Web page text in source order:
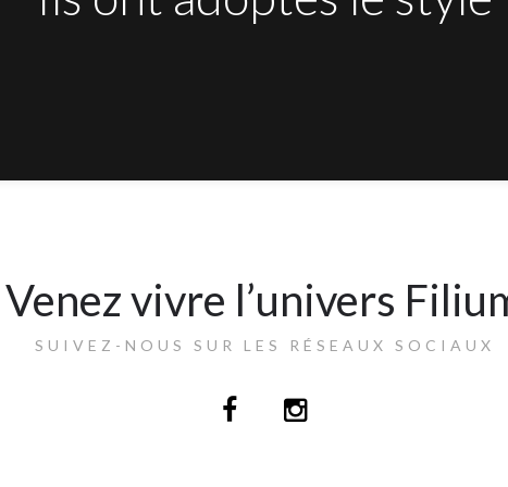
Venez vivre l’univers
SUIVEZ-NOUS SUR LES RÉSEAUX SOCIAUX